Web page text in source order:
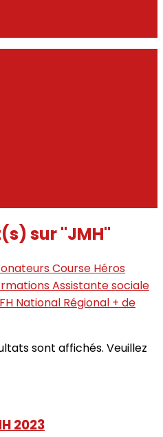
sur "JMH"
Course Héros
Assistante sociale
National Régional + de
sont affichés. Veuillez
2023